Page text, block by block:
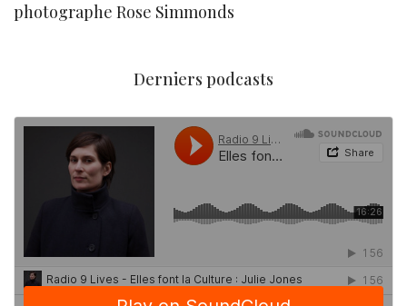
photographe Rose Simmonds
Derniers podcasts